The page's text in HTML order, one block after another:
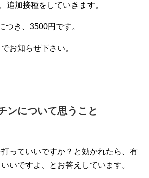
追加接種をしていきます。
つき、3500円です。
お知らせ下さい。
ンについて思うこと
っていいですか？と効かれたら、有
いですよ、とお答えしています。